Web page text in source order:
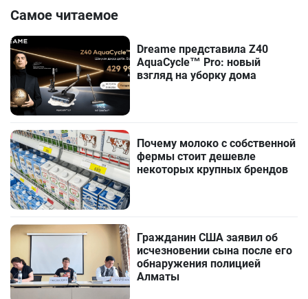
Самое читаемое
Dreame представила Z40
AquaCycle™ Pro: новый
взгляд на уборку дома
Почему молоко с собственной
фермы стоит дешевле
некоторых крупных брендов
Гражданин США заявил об
исчезновении сына после его
обнаружения полицией
Алматы